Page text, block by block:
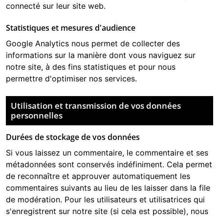
connecté sur leur site web.
Statistiques et mesures d'audience
Google Analytics nous permet de collecter des
informations sur la manière dont vous naviguez sur
notre site, à des fins statistiques et pour nous
permettre d'optimiser nos services.
Utilisation et transmission de vos données
personnelles
Durées de stockage de vos données
Si vous laissez un commentaire, le commentaire et ses
métadonnées sont conservés indéfiniment. Cela permet
de reconnaître et approuver automatiquement les
commentaires suivants au lieu de les laisser dans la file
de modération. Pour les utilisateurs et utilisatrices qui
s'enregistrent sur notre site (si cela est possible), nous